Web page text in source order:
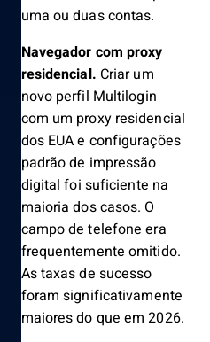
uma ou duas contas.
Navegador com proxy
residencial. Criar um
novo perfil Multilogin
com um proxy residencial
dos EUA e configurações
padrão de impressão
digital foi suficiente na
maioria dos casos. O
campo de telefone era
frequentemente omitido.
As taxas de sucesso
foram significativamente
maiores do que em 2026.